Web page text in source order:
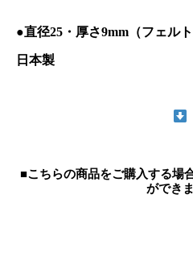
●直径25・厚さ9mm（フェル
日本製
■こちらの商品をご購入する場
ができ